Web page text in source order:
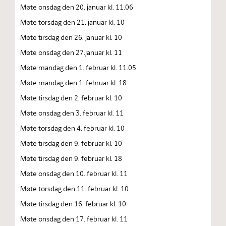
Møte onsdag den 20. januar kl. 11.06
Møte torsdag den 21. januar kl. 10
Møte tirsdag den 26. januar kl. 10
Møte onsdag den 27.januar kl. 11
Møte mandag den 1. februar kl. 11.05
Møte mandag den 1. februar kl. 18
Møte tirsdag den 2. februar kl. 10
Møte onsdag den 3. februar kl. 11
Møte torsdag den 4. februar kl. 10
Møte tirsdag den 9. februar kl. 10
Møte tirsdag den 9. februar kl. 18
Møte onsdag den 10. februar kl. 11
Møte torsdag den 11. februar kl. 10
Møte tirsdag den 16. februar kl. 10
Møte onsdag den 17. februar kl. 11